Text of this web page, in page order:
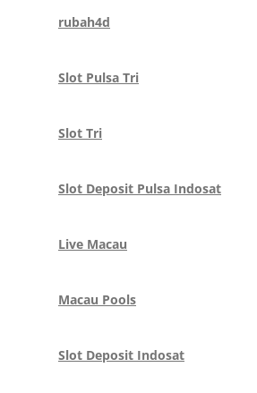
rubah4d
Slot Pulsa Tri
Slot Tri
Slot Deposit Pulsa Indosat
Live Macau
Macau Pools
Slot Deposit Indosat